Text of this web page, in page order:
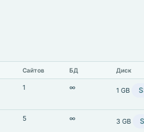
Сайтов БД Диск
1 ∞ 1 GB
5 ∞ 3 GB